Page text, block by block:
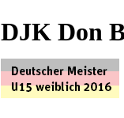
DJK Don